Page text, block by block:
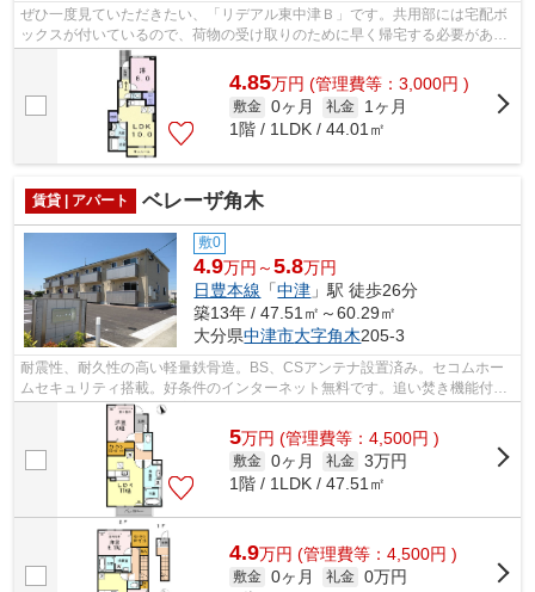
ぜひ一度見ていただきたい、「リデアル東中津Ｂ」です。共用部には宅配ボ
ックスが付いているので、荷物の受け取りのために早く帰宅する必要があり
ません。幅広い方に好評のフローリン...
4.85万円 (管理費等：3,000円 )
敷金 0ヶ月 礼金
1ヶ月
1階 / 1LDK / 44.01㎡
賃貸 | アパート ベレーザ角木
敷0
4.9万円～5.8万円
日豊本線 「中津 」駅 徒歩26分
築13年 / 47.51㎡～60.29㎡
大分県中津市大字角木205-3
耐震性、耐久性の高い軽量鉄骨造。BS、CSアンテナ設置済み。セコムホー
ムセキュリティ搭載。好条件のインターネット無料です。追い焚き機能付き
なのでいつでも温かく、広々とした一坪...
5万円 (管理費等：4,500円 )
敷金 0ヶ月 礼金 3万円
1階 / 1LDK / 47.51㎡
4.9万円 (管理費等：4,500円 )
敷金 0ヶ月 礼金 0万円